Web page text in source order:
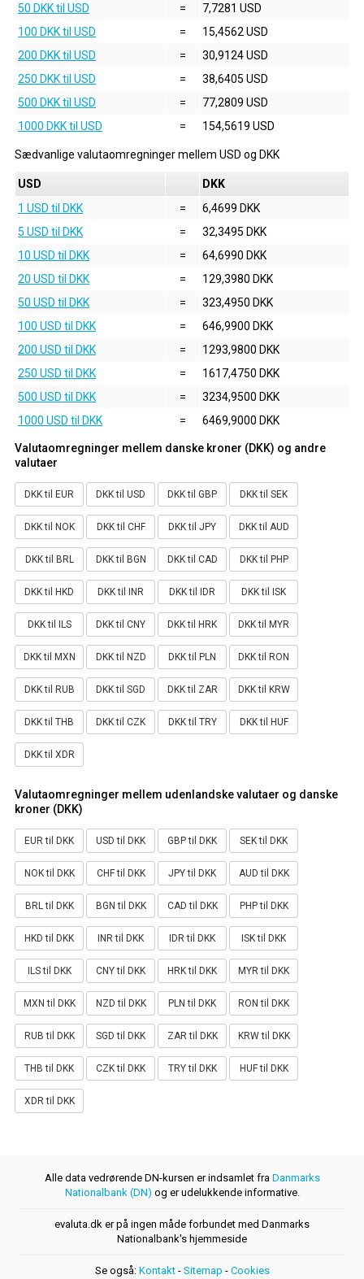
50 DKK til USD
=
7,7281 USD
100 DKK til USD
=
15,4562 USD
200 DKK til USD
=
30,9124 USD
250 DKK til USD
=
38,6405 USD
500 DKK til USD
=
77,2809 USD
1000 DKK til USD
= 154,5619 USD
Sædvanlige valutaomregninger mellem USD og DKK
USD
DKK
1 USD til DKK
=
6,4699 DKK
5 USD til DKK
=
32,3495 DKK
10 USD til DKK
=
64,6990 DKK
20 USD til DKK
=
129,3980 DKK
50 USD til DKK
=
323,4950 DKK
100 USD til DKK
=
646,9900 DKK
200 USD til DKK
=
1293,9800 DKK
250 USD til DKK
=
1617,4750 DKK
500 USD til DKK
=
3234,9500 DKK
1000 USD til DKK
= 6469,9000 DKK
Valutaomregninger mellem danske kroner (DKK) og andre
valutaer
DKK til EUR DKK til USD DKK til GBP DKK til SEK
DKK til NOK DKK til CHF DKK til JPY DKK til AUD
DKK til BRL DKK til BGN DKK til CAD DKK til PHP
DKK til HKD DKK til INR DKK til IDR DKK til ISK
DKK til ILS DKK til CNY DKK til HRK DKK til MYR
DKK til MXN DKK til NZD DKK til PLN DKK til RON
DKK til RUB DKK til SGD DKK til ZAR DKK til KRW
DKK til THB DKK til CZK DKK til TRY DKK til HUF
DKK til XDR
Valutaomregninger mellem udenlandske valutaer og danske
kroner (DKK)
EUR til DKK USD til DKK GBP til DKK SEK til DKK
NOK til DKK CHF til DKK JPY til DKK AUD til DKK
BRL til DKK BGN til DKK CAD til DKK PHP til DKK
HKD til DKK INR til DKK IDR til DKK ISK til DKK
ILS til DKK CNY til DKK HRK til DKK MYR til DKK
MXN til DKK NZD til DKK PLN til DKK RON til DKK
RUB til DKK SGD til DKK ZAR til DKK KRW til DKK
THB til DKK CZK til DKK TRY til DKK HUF til DKK
XDR til DKK
Alle data vedrørende DN-kursen er indsamlet fra Danmarks
Nationalbank (DN) og er udelukkende informative.
evaluta.dk er på ingen måde forbundet med Danmarks
Nationalbank's hjemmeside
Se også: Kontakt- Sitemap - Cookies